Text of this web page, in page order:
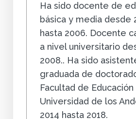
Ha sido docente de
básica y media desde
hasta 2006. Docente
a nivel universitario
2008.. Ha sido
graduada de
Facultad de
Universidad de los
2014 hasta 2018.